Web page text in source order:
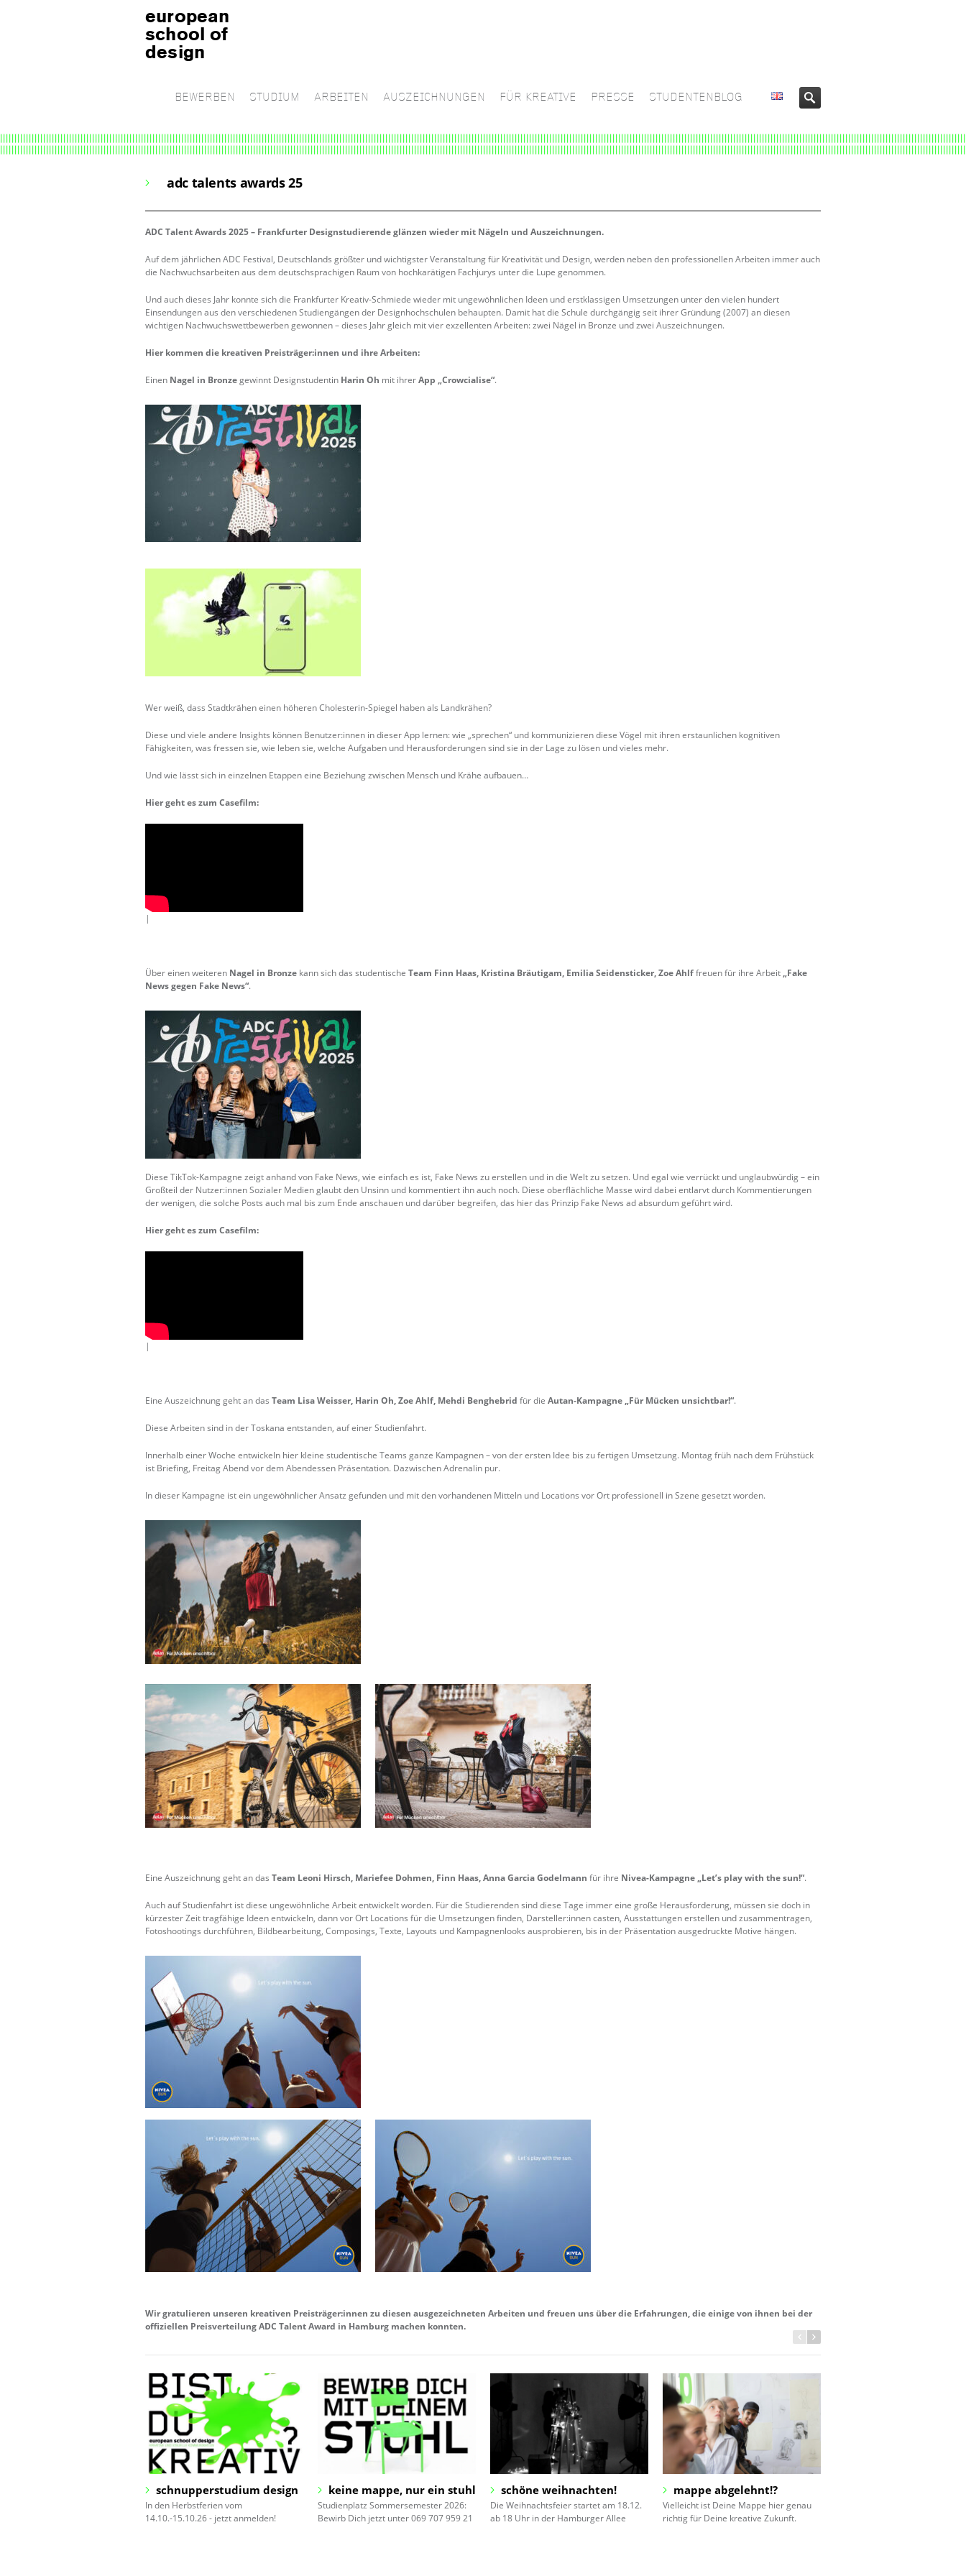
european
school of
design
BEWERBEN STUDIUM ARBEITEN AUSZEICHNUNGEN FÜR KREATIVE PRESSE STUDENTENBLOG
adc talents awards 25
ADC Talent Awards 2025 – Frankfurter Designstudierende glänzen wieder mit Nägeln und Auszeichnungen.
Auf dem jährlichen ADC Festival, Deutschlands größter und wichtigster Veranstaltung für Kreativität und Design, werden neben den professionellen Arbeiten immer auch
die Nachwuchsarbeiten aus dem deutschsprachigen Raum von hochkarätigen Fachjurys unter die Lupe genommen.
Und auch dieses Jahr konnte sich die Frankfurter Kreativ-Schmiede wieder mit ungewöhnlichen Ideen und erstklassigen Umsetzungen unter den vielen hundert
Einsendungen aus den verschiedenen Studiengängen der Designhochschulen behaupten. Damit hat die Schule durchgängig seit ihrer Gründung (2007) an diesen
wichtigen Nachwuchswettbewerben gewonnen – dieses Jahr gleich mit vier exzellenten Arbeiten: zwei Nägel in Bronze und zwei Auszeichnungen.
Hier kommen die kreativen Preisträger:innen und ihre Arbeiten:
Einen Nagel in Bronzegewinnt Designstudentin Harin Oh mit ihrerApp „Crowcialise“.
Wer weiß, dass Stadtkrähen einen höheren Cholesterin-Spiegel haben als Landkrähen?
Diese und viele andere Insights können Benutzer:innen in dieser App lernen: wie „sprechen“ und kommunizieren diese Vögel mit ihren erstaunlichen kognitiven
Fähigkeiten, was fressen sie, wie leben sie, welche Aufgaben und Herausforderungen sind sie in der Lage zu lösen und vieles mehr.
Und wie lässt sich in einzelnen Etappen eine Beziehung zwischen Mensch und Krähe aufbauen…
Hier geht es zum Casefilm:
|
Über einen weiteren Nagel in Bronze kann sich das studentische Team Finn Haas, Kristina Bräutigam, Emilia Seidensticker, Zoe Ahlffreuen für ihre Arbeit „Fake
News gegen Fake News“.
Diese TikTok-Kampagne zeigt anhand von Fake News, wie einfach es ist, Fake News zu erstellen und in die Welt zu setzen. Und egal wie verrückt und unglaubwürdig – ein
Großteil der Nutzer:innen Sozialer Medien glaubt den Unsinn und kommentiert ihn auch noch. Diese oberflächliche Masse wird dabei entlarvt durch Kommentierungen
der wenigen, die solche Posts auch mal bis zum Ende anschauen und darüber begreifen, das hier das Prinzip Fake News ad absurdum geführt wird.
Hier geht es zum Casefilm:
|
Eine Auszeichnung geht an das Team Lisa Weisser, Harin Oh, Zoe Ahlf, Mehdi Benghebrid für die Autan-Kampagne „Für Mücken unsichtbar!“.
Diese Arbeiten sind in der Toskana entstanden, auf einer Studienfahrt.
Innerhalb einer Woche entwickeln hier kleine studentische Teams ganze Kampagnen – von der ersten Idee bis zu fertigen Umsetzung. Montag früh nach dem Frühstück
ist Briefing, Freitag Abend vor dem Abendessen Präsentation. Dazwischen Adrenalin pur.
In dieser Kampagne ist ein ungewöhnlicher Ansatz gefunden und mit den vorhandenen Mitteln und Locations vor Ort professionell in Szene gesetzt worden.
Eine Auszeichnung geht an das Team Leoni Hirsch, Mariefee Dohmen, Finn Haas, Anna Garcia Godelmann für ihre Nivea-Kampagne „Let’s play with the sun!“.
Auch auf Studienfahrt ist diese ungewöhnliche Arbeit entwickelt worden. Für die Studierenden sind diese Tage immer eine große Herausforderung, müssen sie doch in
kürzester Zeit tragfähige Ideen entwickeln, dann vor Ort Locations für die Umsetzungen finden, Darsteller:innen casten, Ausstattungen erstellen und zusammentragen,
Fotoshootings durchführen, Bildbearbeitung, Composings, Texte, Layouts und Kampagnenlooks ausprobieren, bis in der Präsentation ausgedruckte Motive hängen.
Wir gratulieren unseren kreativen Preisträger:innen zu diesen ausgezeichneten Arbeiten und freuen uns über die Erfahrungen, die einige von ihnen bei der
offiziellen Preisverteilung ADC Talent Award in Hamburg machen konnten.
schnupperstudium design
In den Herbstferien vom
14.10.-15.10.26 - jetzt anmelden!
keine mappe, nur ein stuhl
Studienplatz Sommersemester 2026:
Bewirb Dich jetzt unter 069 707 959 21
schöne weihnachten!
Die Weihnachtsfeier startet am 18.12.
ab 18 Uhr in der Hamburger Allee
mappe abgelehnt!?
Vielleicht ist Deine Mappe hier genau
richtig für Deine kreative Zukunft.